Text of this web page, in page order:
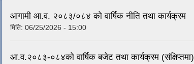
आगामी आ.व. २०८३/०८४ को वार्षिक नीति तथा कार्यक्रम
मिति: 06/25/2026 - 15:00
आ.व.२०८३-०८४को वार्षिक बजेट तथा कार्यक्रम (संक्षिप्तमा)